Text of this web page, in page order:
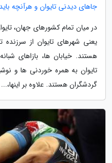
جاهای دیدنی تایوان و هرآنچه
در میان تمام کشورهای جهان،
یعنی شهرهای تایوان از
هستند. خیابان ها، بازاهای
تایوان به همره خوردنی ها و
گردشگران هستند. علاوه بر اینها،...